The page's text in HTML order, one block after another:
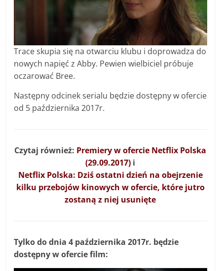
Trace skupia się na otwarciu klubu i doprowadza do
nowych napięć z Abby. Pewien wielbiciel próbuje
oczarować Bree.
Następny odcinek serialu będzie dostępny w ofercie
od 5 października 2017r.
Czytaj również: Premiery w ofercie Netflix Polska
(29.09.2017) i
Netflix Polska: Dziś ostatni dzień na obejrzenie
kilku przebojów kinowych w ofercie, które jutro
zostaną z niej usunięte
Tylko do dnia 4 października 2017r. będzie
dostępny w ofercie film: